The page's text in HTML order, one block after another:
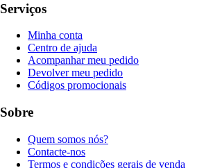
Serviços
Minha conta
Centro de ajuda
Acompanhar meu pedido
Devolver meu pedido
Códigos promocionais
Sobre
Quem somos nós?
Contacte-nos
Termos e condições gerais de venda